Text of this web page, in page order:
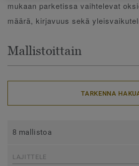
mukaan parketissa vaihtelevat
määrä, kirjavuus sekä
Mallistoittain
TARKENNA
8 mallistoa
LAJITTELE